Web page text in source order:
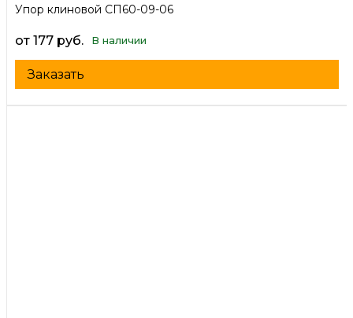
Упор клиновой СП60-09-06
от 177 руб. В наличии
Заказать